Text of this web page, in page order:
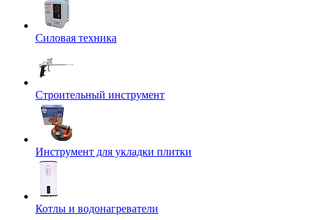
Силовая техника
Строительный инструмент
Инструмент для укладки плитки
Котлы и водонагреватели